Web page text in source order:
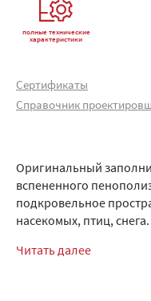
полные технические
характеристики
Сертификаты
Справочник
Оригинальный
вспененного
подкровельное
насекомых, птиц, снега.
Читать далее